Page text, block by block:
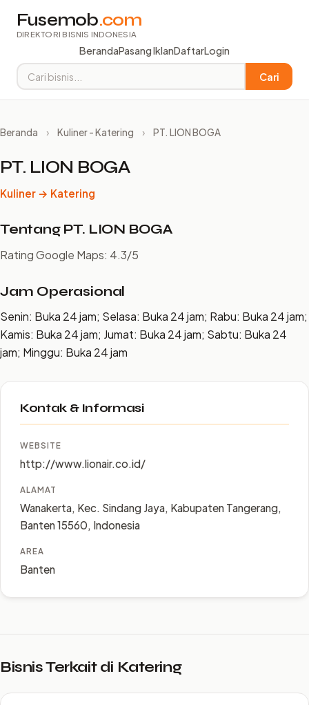
Fusemob.com
DIREKTORI BISNIS INDONESIA
BerandaPasang IklanDaftarLogin
Cari
Beranda › Kuliner - Katering › PT. LION BOGA
PT. LION BOGA
Kuliner → Katering
Tentang PT. LION BOGA
Rating Google Maps: 4.3/5
Jam Operasional
Senin: Buka 24 jam; Selasa: Buka 24 jam; Rabu: Buka 24 jam;
Kamis: Buka 24 jam; Jumat: Buka 24 jam; Sabtu: Buka 24
jam; Minggu: Buka 24 jam
Kontak & Informasi
WEBSITE
http://www.lionair.co.id/
ALAMAT
Wanakerta, Kec. Sindang Jaya, Kabupaten Tangerang,
Banten 15560, Indonesia
AREA
Banten
Bisnis Terkait di Katering